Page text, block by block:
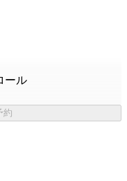
ール
約